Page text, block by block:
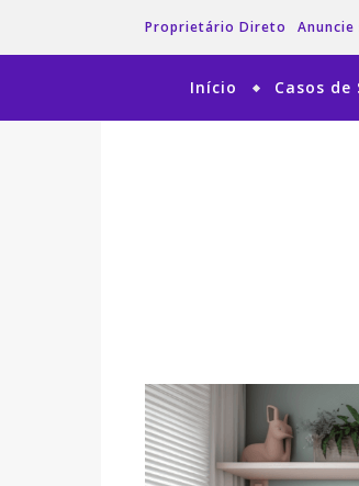
Proprietário Direto
Início Casos de